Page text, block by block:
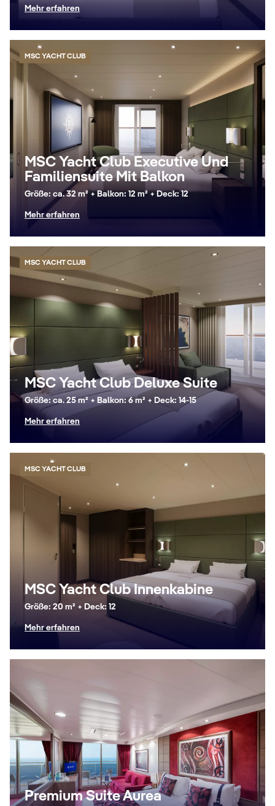
Mehr erfahren
MSC YACHT CLUB
MSC Yacht Club Executive Und
Familiensuite Mit Balkon
Größe: ca. 32 m² + Balkon: 12 m² + Deck: 12
Mehr erfahren
MSC YACHT CLUB
MSC Yacht Club Deluxe Suite
Größe: ca. 25 m² + Balkon: 6 m² + Deck: 14-15
Mehr erfahren
MSC YACHT CLUB
MSC Yacht Club Innenkabine
Größe: 20 m² + Deck: 12
Mehr erfahren
Premium Suite Aurea